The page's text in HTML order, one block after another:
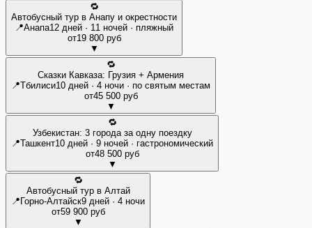
🔁
Автобусный тур в Анапу и окрестности
📍Анапа12 дней · 11 ночей · пляжный
от19 800 руб
▼
🔁
Сказки Кавказа: Грузия + Армения
📍Тбилиси10 дней · 4 ночи · по святым местам
от45 500 руб
▼
🔁
Узбекистан: 3 города за одну поездку
📍Ташкент10 дней · 9 ночей · гастрономический
от48 500 руб
▼
🔁
Автобусный тур в Алтай
📍Горно-Алтайск9 дней · 4 ночи
от59 900 руб
▼